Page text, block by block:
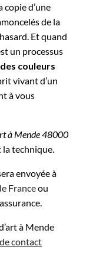
d’une
de la
Et quand
un processus
couleurs
vivant d’un
à vous
à Mende 48000
la technique.
envoyée à
Franceou
à Mende
contact